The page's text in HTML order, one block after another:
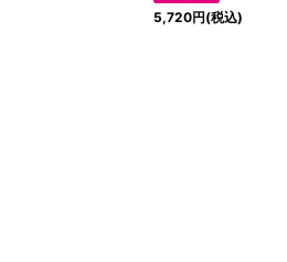
5,720円(税込)